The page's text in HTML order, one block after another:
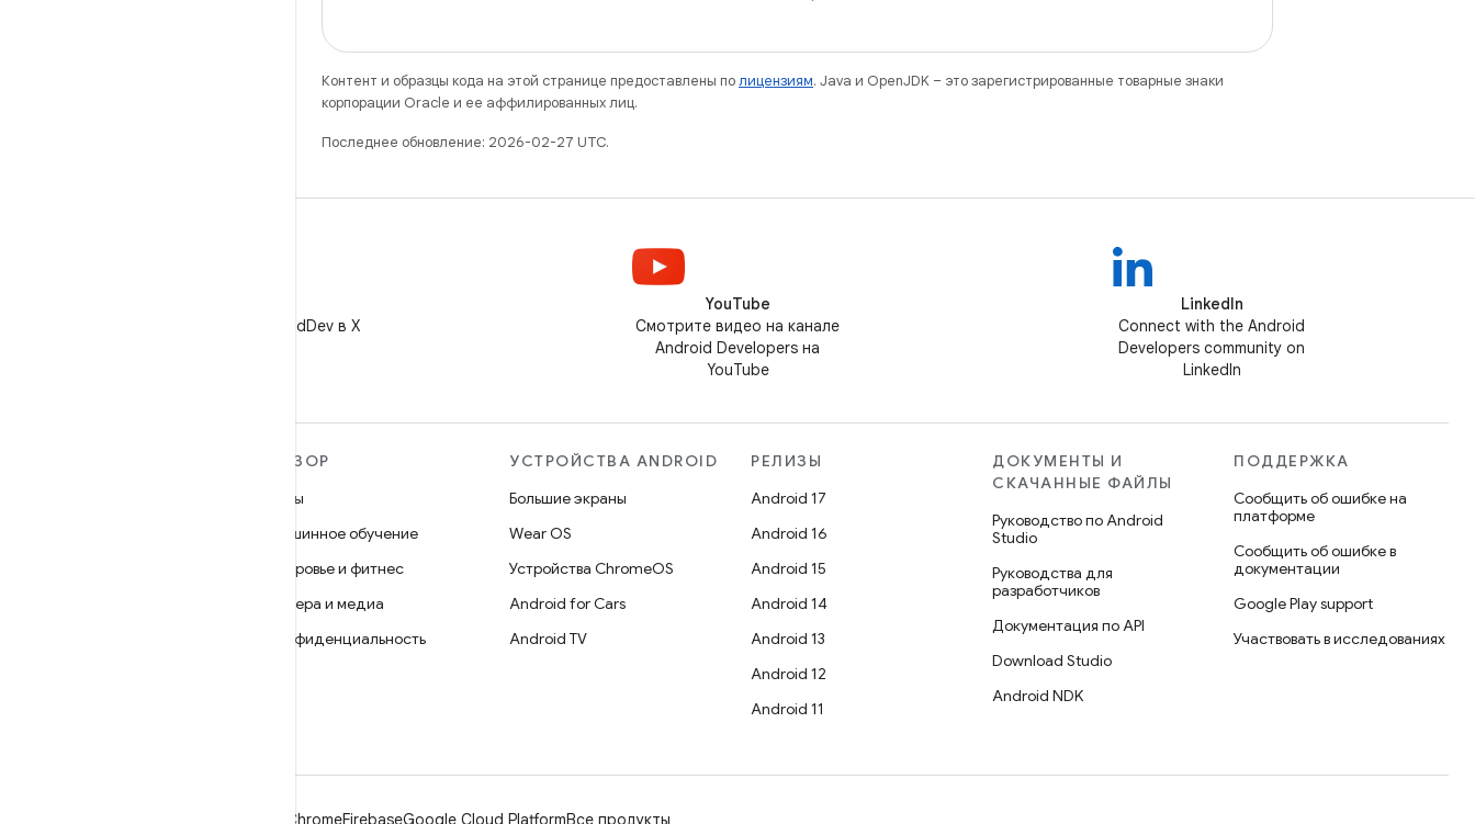
Контент и образцы кода на этой странице предоставлены полицензиям. Java и OpenJDK – это зарегистрированные товарные знаки
корпорации Oracle и ее аффилированных лиц.
Последнее обновление: 2026-02-27 UTC.
Читайте @AndroidDev в X
YouTube
Смотрите видео на канале
Android Developers на
YouTube
LinkedIn
Connect with the Android
Developers community on
LinkedIn
ОБЗОР
Игры
Машинное обучение
Здоровье и фитнес
Камера и медиа
Конфиденциальность
УСТРОЙСТВА ANDROID
Большие экраны
Wear OS
Устройства ChromeOS
Android for Cars
Android TV
РЕЛИЗЫ
Android 17
Android 16
Android 15
Android 14
Android 13
Android 12
Android 11
ДОКУМЕНТЫ И
СКАЧАННЫЕ ФАЙЛЫ
Руководство по Android
Studio
Руководства для
разработчиков
Документация по API
Download Studio
Android NDK
ПОДДЕРЖКА
Сообщить об ошибке на
платформе
Сообщить об ошибке в
документации
Google Play support
Участвовать в исследованиях
ChromeFirebaseGoogle Cloud PlatformВсе продукты